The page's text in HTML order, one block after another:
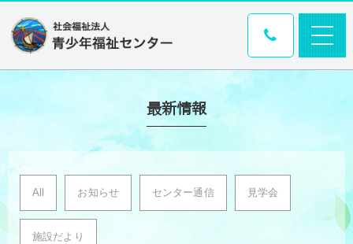
最新情報
All お知らせ センター通信 見学会
施設だより